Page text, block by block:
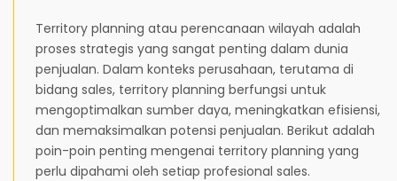
Territory planning atau perencanaan wilayah adalah
proses strategis yang sangat penting dalam dunia
penjualan. Dalam konteks perusahaan, terutama di
bidang sales, territory planning berfungsi untuk
mengoptimalkan sumber daya, meningkatkan efisiensi,
dan memaksimalkan potensi penjualan. Berikut adalah
poin-poin penting mengenai territory planning yang
perlu dipahami oleh setiap profesional sales.